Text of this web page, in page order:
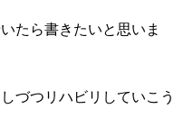
たら書きたいと思いま
づつリハビリしていこう